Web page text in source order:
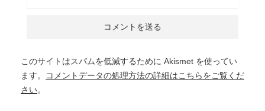
このサイトはスパムを低減するために Akismet を使ってい
ます。
コメントデータの処理方法の詳細はこちらをご覧くだ
さい。